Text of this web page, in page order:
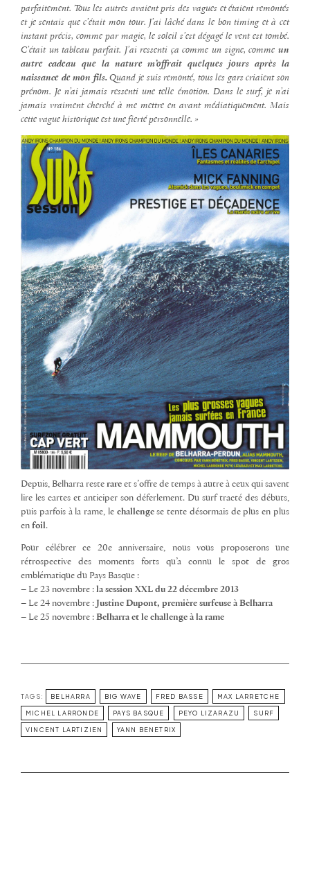
parfaitement. Tous les autres avaient pris des vagues et étaient remontés
et je sentais que c’était mon tour. J’ai lâché dans le bon timing et à cet
instant précis, comme par magie, le soleil s’est dégagé le vent est tombé.
C’était un tableau parfait. J’ai ressenti ça comme un signe, comme un
autre cadeau que la nature m’offrait quelques jours après la
naissance de mon fils.Quand je suis remonté, tous les gars criaient son
prénom. Je n’ai jamais ressenti une telle émotion. Dans le surf, je n’ai
jamais vraiment cherché à me mettre en avant médiatiquement. Mais
cette vague historique est une fierté personnelle. »
Depuis, Belharra reste rare et s’offre de temps à autre à ceux qui savent
lire les cartes et anticiper son déferlement. Du surf tracté des débuts,
puis parfois à la rame, le challengese tente désormais de plus en plus
en foil.
Pour célébrer ce 20e anniversaire, nous vous proposerons une
rétrospective des moments forts qu’a connu le spot de gros
emblématique du Pays Basque :
– Le 23 novembre : la session XXL du 22 décembre 2013
– Le 24 novembre :
Justine Dupont, première surfeuse à Belharra
– Le 25 novembre : Belharra et le challenge à la rame
TAGS: BELHARRA BIG WAVE FRED BASSE MAX LARRETCHE
MICHEL LARRONDE PAYS BASQUE PEYO LIZARAZU SURF
VINCENT LARTIZIEN YANN BENETRIX